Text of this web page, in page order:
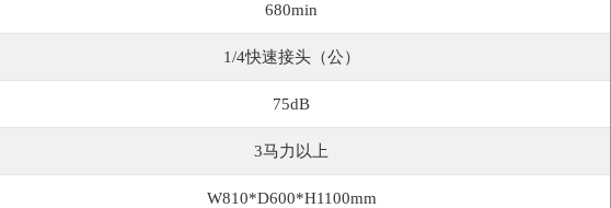
680min
1/4快速接头（公）
75dB
3马力以上
W810*D600*H1100mm